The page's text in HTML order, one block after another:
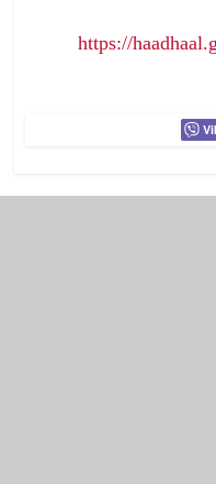
https://